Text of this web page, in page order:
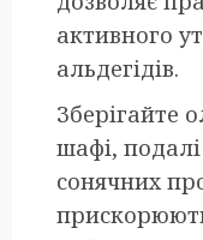
активного
альдегідів.
Зберігайте
шафі,
сонячних